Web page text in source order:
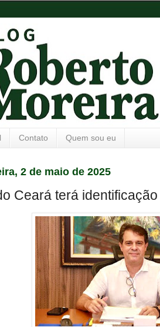
Contato Quem sou eu
2 de maio de 2025
Ceará terá